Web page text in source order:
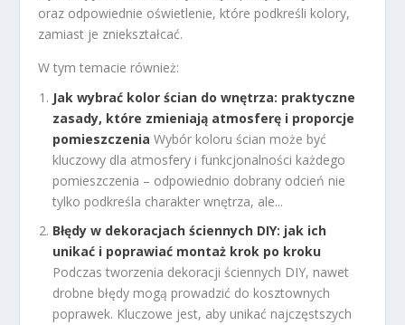
oraz odpowiednie oświetlenie, które podkreśli kolory,
zamiast je zniekształcać.
W tym temacie również:
Jak wybrać kolor ścian do wnętrza: praktyczne
zasady, które zmieniają atmosferę i proporcje
pomieszczenia Wybór koloru ścian może być
kluczowy dla atmosfery i funkcjonalności każdego
pomieszczenia – odpowiednio dobrany odcień nie
tylko podkreśla charakter wnętrza, ale...
Błędy w dekoracjach ściennych DIY: jak ich
unikać i poprawiać montaż krok po kroku
Podczas tworzenia dekoracji ściennych DIY, nawet
drobne błędy mogą prowadzić do kosztownych
poprawek. Kluczowe jest, aby unikać najczęstszych